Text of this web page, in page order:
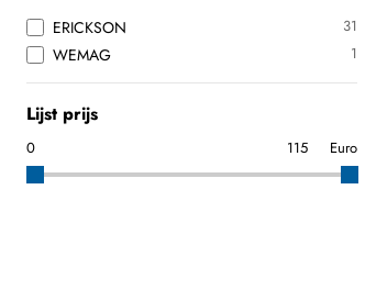
ERICKSON 31
WEMAG 1
Lijst prijs
Euro